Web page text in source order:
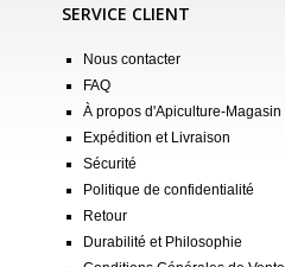
SERVICE CLIENT
Nous contacter
FAQ
À propos d'Apiculture-Magasin
Expédition et Livraison
Sécurité
Politique de confidentialité
Retour
Durabilité et Philosophie